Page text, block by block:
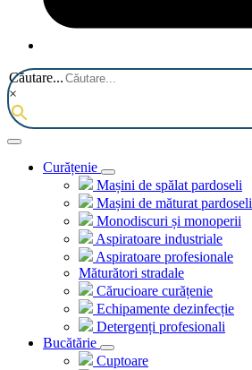
Căutare...
×
Curățenie
Mașini de spălat pardoseli
Mașini de măturat pardoseli
Monodiscuri și monoperii
Aspiratoare industriale
Aspiratoare profesionale
Măturători stradale
Cărucioare curățenie
Echipamente dezinfecție
Detergenți profesionali
Bucătărie
Cuptoare